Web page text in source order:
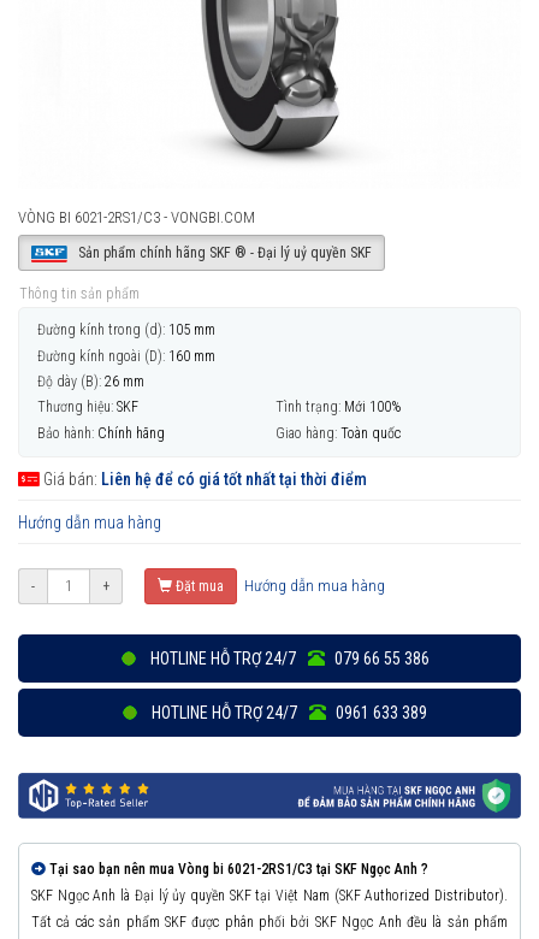
VÒNG BI 6021-2RS1/C3 - VONGBI.COM
Sản phẩm chính hãng SKF ® - Đại lý uỷ quyền SKF
Thông tin sản phẩm
Đường kính trong (d): 105 mm
Đường kính ngoài (D): 160 mm
Độ dày (B): 26 mm
Thương hiệu: SKF Tình trạng: Mới 100%
Bảo hành: Chính hãng Giao hàng: Toàn quốc
Giá bán: Liên hệ để có giá tốt nhất tại thời điểm
Hướng dẫn mua hàng
- + Đặt mua Hướng dẫn mua hàng
HOTLINE HỖ TRỢ 24/7 079 66 55 386
HOTLINE HỖ TRỢ 24/7 0961 633 389
Tại sao bạn nên mua Vòng bi 6021-2RS1/C3 tại SKF Ngọc Anh ?
SKF Ngọc Anh là Đại lý ủy quyền SKF tại Việt Nam (SKF Authorized Distributor).
Tất cả các sản phẩm SKF được phân phối bởi SKF Ngọc Anh đều là sản phẩm